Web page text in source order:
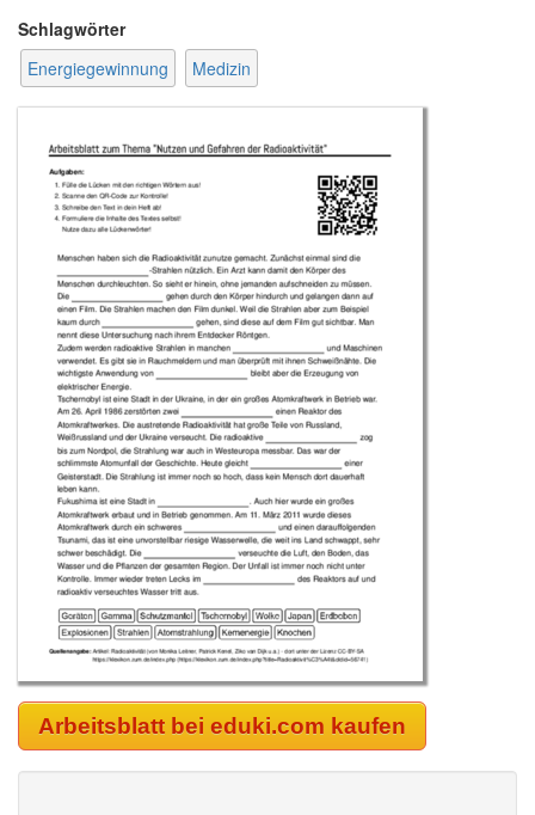
Schlagwörter
Energiegewinnung
Medizin
Arbeitsblatt bei eduki.com kaufen